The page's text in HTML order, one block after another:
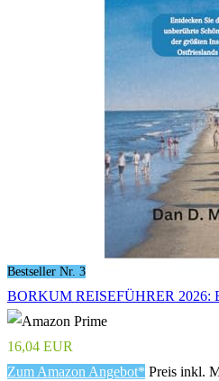
Bestseller Nr. 3
BORKUM REISEFÜHRER 2026:
16,04 EUR
Zum Amazon Angebot* Preis inkl.